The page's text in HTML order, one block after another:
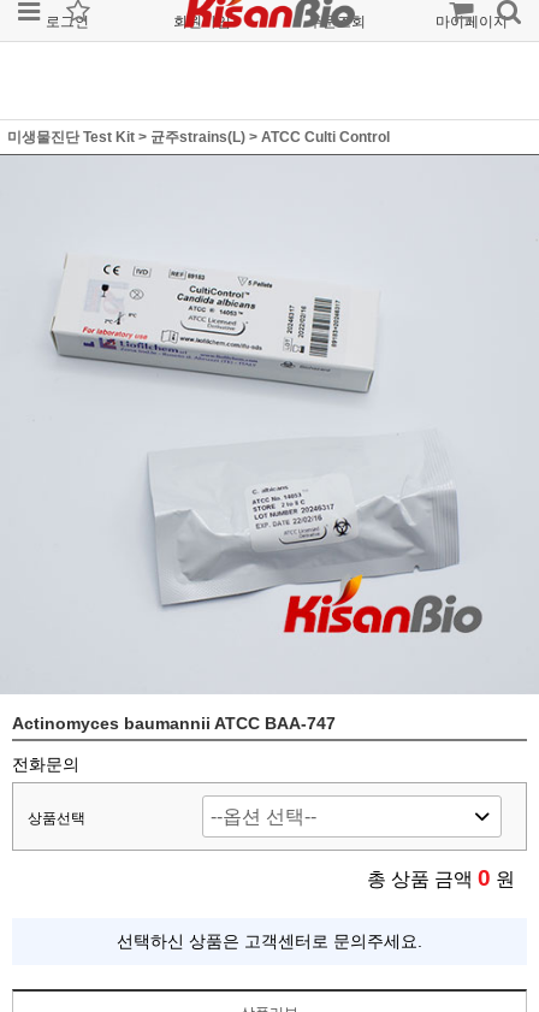
로그인 회원가입 주문조회 마이페이지
미생물진단 Test Kit > 균주strains(L) > ATCC Culti Control
Actinomyces baumannii ATCC BAA-747
전화문의
상품선택
총 상품 금액 0 원
선택하신 상품은 고객센터로 문의주세요.